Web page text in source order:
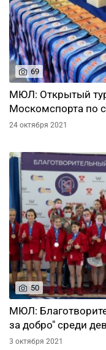
69
МЮЛ: Открытый
Москомспорта по
24 октября 2021
50
МЮЛ:
за добро" среди
3 октября 2021